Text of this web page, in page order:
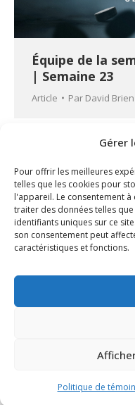
Gérer
Pour offrir les meilleures
telles que les cookies pour
l'appareil. Le consentement
traiter des données telles
identifiants uniques sur ce
son consentement peut
caractéristiques et fonctions.
Politique de
Équipe de la
| Semaine 23
Article Par David Brien
Jeux de la
David Brien